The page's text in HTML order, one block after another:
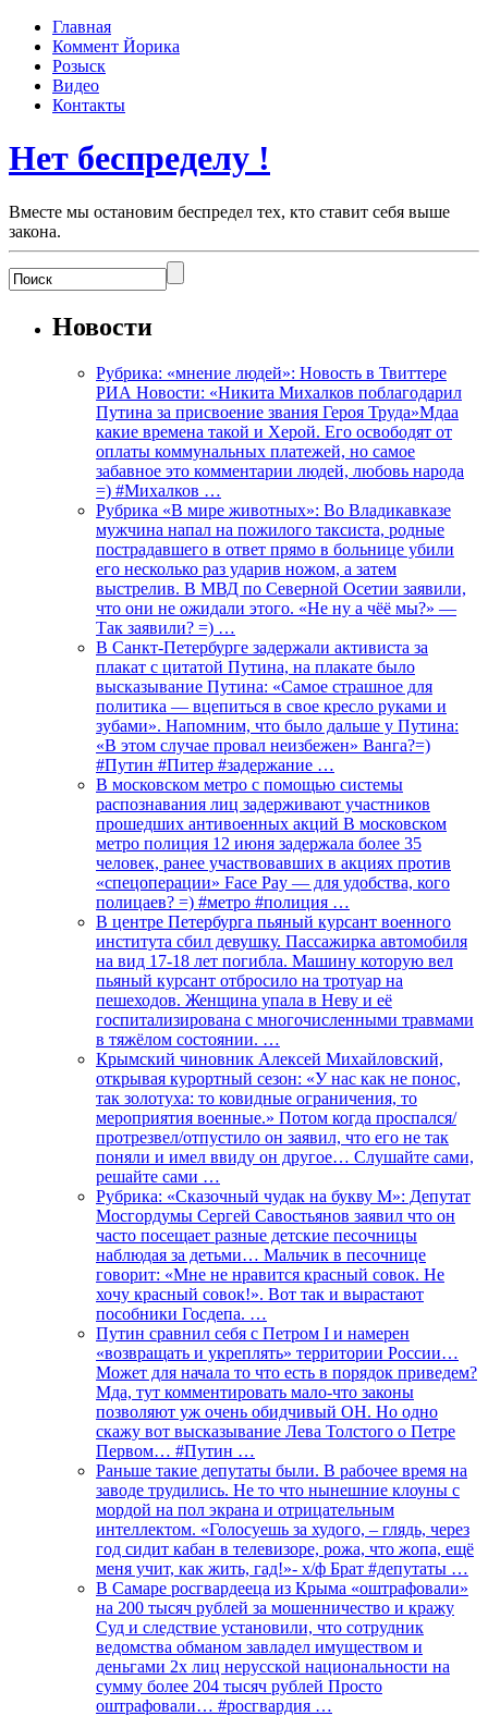
Главная
Коммент Йорика
Розыск
Видео
Контакты
Нет беспределу !
Вместе мы остановим беспредел тех, кто ставит себя выше
закона.
Новости
Рубрика: «мнение людей»: Новость в Твиттере
РИА Новости: «Никита Михалков поблагодарил
Путина за присвоение звания Героя Труда»Мдаа
какие времена такой и Херой. Его освободят от
оплаты коммунальных платежей, но самое
забавное это комментарии людей, любовь народа
=) #Михалков …
Рубрика «В мире животных»: Во Владикавказе
мужчина напал на пожилого таксиста, родные
пострадавшего в ответ прямо в больнице убили
его несколько раз ударив ножом, а затем
выстрелив. В МВД по Северной Осетии заявили,
что они не ожидали этого. «Не ну а чёё мы?» —
Так заявили? =) …
В Санкт-Петербурге задержали активиста за
плакат с цитатой Путина, на плакате было
высказывание Путина: «Самое страшное для
политика — вцепиться в свое кресло руками и
зубами». Напомним, что было дальше у Путина:
«В этом случае провал неизбежен» Ванга?=)
#Путин #Питер #задержание …
В московском метро с помощью системы
распознавания лиц задерживают участников
прошедших антивоенных акций В московском
метро полиция 12 июня задержала более 35
человек, ранее участвовавших в акциях против
«спецоперации» Face Pay — для удобства, кого
полицаев? =) #метро #полиция …
В центре Петербурга пьяный курсант военного
института сбил девушку. Пассажирка автомобиля
на вид 17-18 лет погибла. Машину которую вел
пьяный курсант отбросило на тротуар на
пешеходов. Женщина упала в Неву и её
госпитализирована с многочисленными травмами
в тяжёлом состоянии. …
Крымский чиновник Алексей Михайловский,
открывая курортный сезон: «У нас как не понос,
так золотуха: то ковидные ограничения, то
мероприятия военные.» Потом когда проспался/
протрезвел/отпустило он заявил, что его не так
поняли и имел ввиду он другое… Слушайте сами,
решайте сами …
Рубрика: «Сказочный чудак на букву М»: Депутат
Мосгордумы Сергей Савостьянов заявил что он
часто посещает разные детские песочницы
наблюдая за детьми… Мальчик в песочнице
говорит: «Мне не нравится красный совок. Не
хочу красный совок!». Вот так и вырастают
пособники Госдепа. …
Путин сравнил себя с Петром I и намерен
«возвращать и укреплять» территории России…
Может для начала то что есть в порядок приведем?
Мда, тут комментировать мало-что законы
позволяют уж очень обидчивый ОН. Но одно
скажу вот высказывание Лева Толстого о Петре
Первом… #Путин …
Раньше такие депутаты были. В рабочее время на
заводе трудились. Не то что нынешние клоуны с
мордой на пол экрана и отрицательным
интеллектом. «Голосуешь за худого, – глядь, через
год сидит кабан в телевизоре, рожа, что жопа, ещё
меня учит, как жить, гад!»- х/ф Брат #депутаты …
В Самаре росгвардееца из Крыма «оштрафовали»
на 200 тысяч рублей за мошенничество и кражу
Суд и следствие установили, что сотрудник
ведомства обманом завладел имуществом и
деньгами 2х лиц нерусской национальности на
сумму более 204 тысяч рублей Просто
оштрафовали… #росгвардия …